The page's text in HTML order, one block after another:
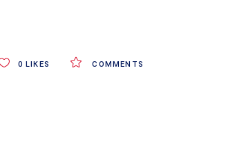
COMMENTS
0 LIKES